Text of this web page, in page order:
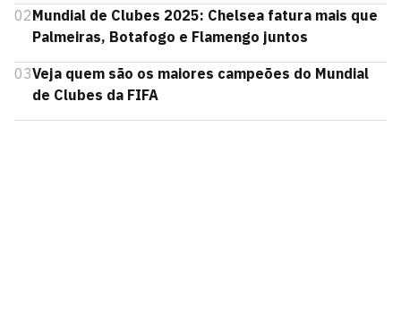
02Mundial de Clubes 2025: Chelsea fatura mais que
Palmeiras, Botafogo e Flamengo juntos
03Veja quem são os maiores campeões do Mundial
de Clubes da FIFA